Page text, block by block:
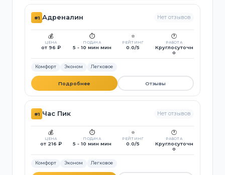
#1 Адреналин Нет отзывов
💰
ЦЕНА
от 96 ₽
⏱️
ПОДАЧА
5 - 10 мин мин
⭐
РЕЙТИНГ
0.0/5
🕐
РАБОТА
Круглосуточн
о
Комфорт Эконом Легковое
Подробнее Отзывы
#1 Час Пик Нет отзывов
💰
ЦЕНА
от 216 ₽
⏱️
ПОДАЧА
5 - 10 мин мин
⭐
РЕЙТИНГ
0.0/5
🕐
РАБОТА
Круглосуточн
о
Комфорт Эконом Легковое